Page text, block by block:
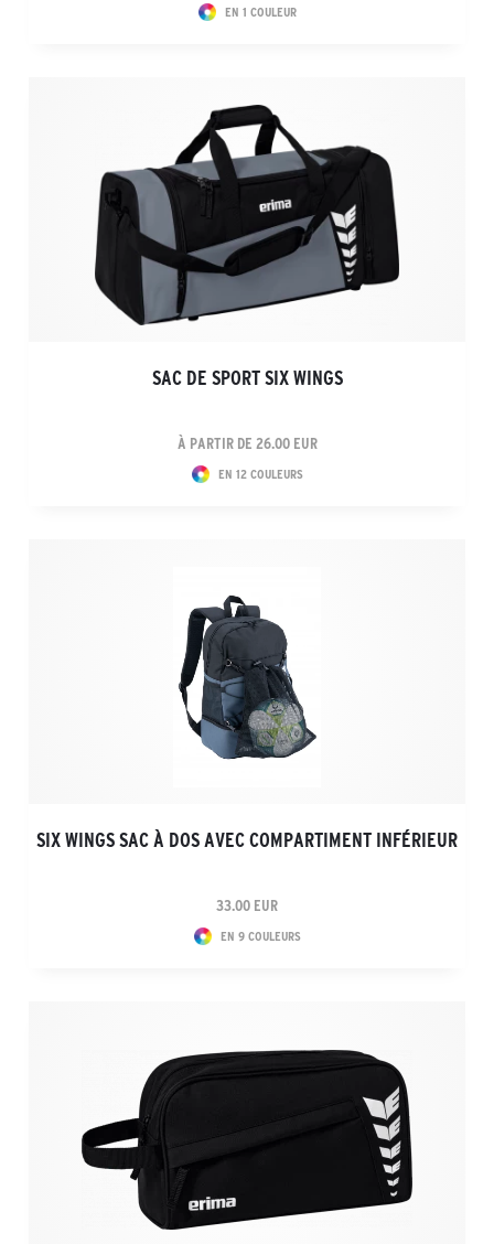
EN 1 COULEUR
SAC DE SPORT SIX WINGS
À PARTIR DE 26.00 EUR
EN 12 COULEURS
SIX WINGS SAC À DOS AVEC COMPARTIMENT INFÉRIEUR
33.00 EUR
EN 9 COULEURS